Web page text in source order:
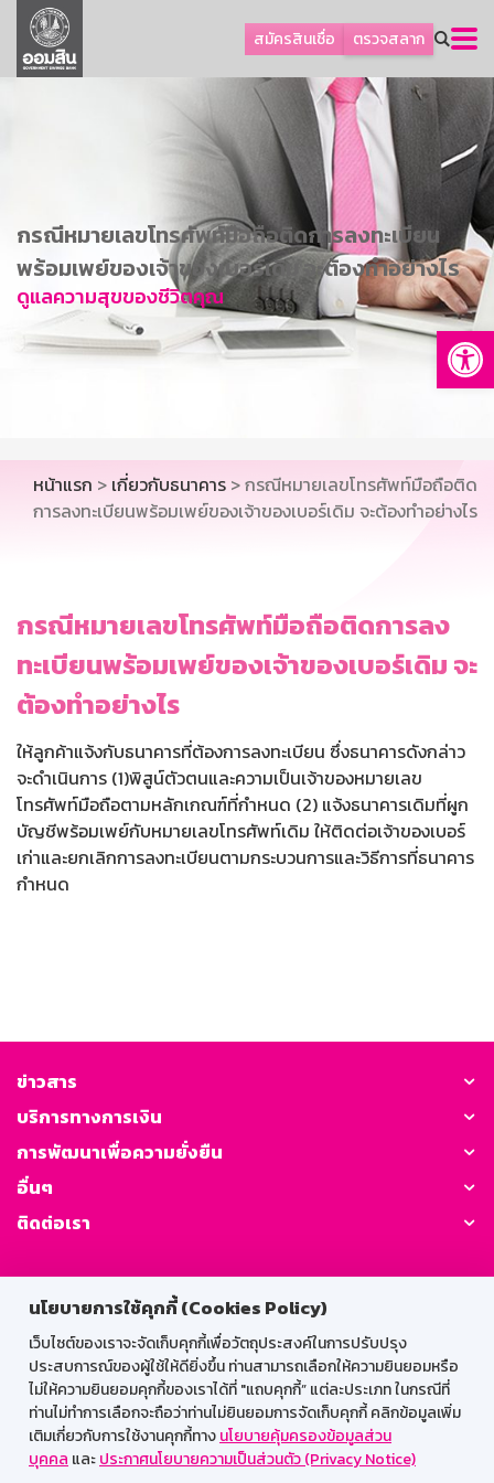
นโยบายการใช้คุกกี้ (Cookies Policy)
เว็บไซต์ของเราจะจัดเก็บคุกกี้เพื่อวัตถุประสงค์ในการปรับปรุง
ประสบการณ์ของผู้ใช้ให้ดียิ่งขึ้น ท่านสามารถเลือกให้ความยินยอมหรือ
ไม่ให้ความยินยอมคุกกี้ของเราได้ที่ "แถบคุกกี้” แต่ละประเภท ในกรณีที่
ท่านไม่ทำการเลือกจะถือว่าท่านไม่ยินยอมการจัดเก็บคุกกี้ คลิกข้อมูลเพิ่ม
เติมเกี่ยวกับการใช้งานคุกกี้ทางนโยบายคุ้มครองข้อมูลส่วน
บุคคล และประกาศนโยบายความเป็นส่วนตัว (Privacy Notice)
สมัครสินเชื่อ ตรวจสลาก
ลูกค้าธุรกิจ
ลูกค้าผู้ประกอบรายย่อย
การพัฒนาที่ยั่งยืน
ข่าวสาร
บริการทางการเงิน
อื่นๆ
TH
EN
GSB Society
กรณีหมายเลขโทรศัพท์มือถือติดการลงทะเบียน
พร้อมเพย์ของเจ้าของเบอร์เดิม จะต้องทำอย่างไร
ดูแลความสุขของชีวิตคุณ
หน้าแรก > เกี่ยวกับธนาคาร > กรณีหมายเลขโทรศัพท์มือถือติด
การลงทะเบียนพร้อมเพย์ของเจ้าของเบอร์เดิม จะต้องทำอย่างไร
กรณีหมายเลขโทรศัพท์มือถือติดการลง
ทะเบียนพร้อมเพย์ของเจ้าของเบอร์เดิม จะ
ต้องทำอย่างไร
ให้ลูกค้าแจ้งกับธนาคารที่ต้องการลงทะเบียน ซึ่งธนาคารดังกล่าว
จะดำเนินการ (1)พิสูน์ตัวตนและความเป็นเจ้าของหมายเลข
โทรศัพท์มือถือตามหลักเกณฑ์ที่กำหนด (2) แจ้งธนาคารเดิมที่ผูก
บัญชีพร้อมเพย์กับหมายเลขโทรศัพท์เดิม ให้ติดต่อเจ้าของเบอร์
เก่าและยกเลิกการลงทะเบียนตามกระบวนการและวิธีการที่ธนาคาร
กำหนด
ข่าวสาร
บริการทางการเงิน
การพัฒนาเพื่อความยั่งยืน
อื่นๆ
ติดต่อเรา
GSB Society:
สำหรับพนักงาน
Web HR
GSB Wisdom
M-Search
เข้าสู่ระบบเน็ตเมล